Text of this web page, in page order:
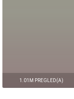
1.01M PREGLED(A)